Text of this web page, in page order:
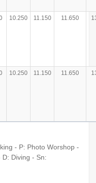
10.250 11.150 11.650
10.250 11.150 11.650
- P: Photo Worshop -
Diving - Sn: